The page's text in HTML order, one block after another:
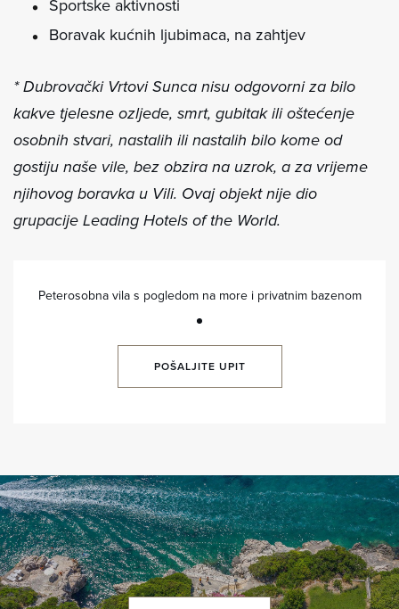
Sportske aktivnosti
Boravak kućnih ljubimaca, na zahtjev
* Dubrovački Vrtovi Sunca nisu odgovorni za bilo
kakve tjelesne ozljede, smrt, gubitak ili oštećenje
osobnih stvari, nastalih ili nastalih bilo kome od
gostiju naše vile, bez obzira na uzrok, a za vrijeme
njihovog boravka u Vili. Ovaj objekt nije dio
grupacije Leading Hotels of the World.
Peterosobna vila s pogledom na more i privatnim bazenom
POŠALJITE UPIT